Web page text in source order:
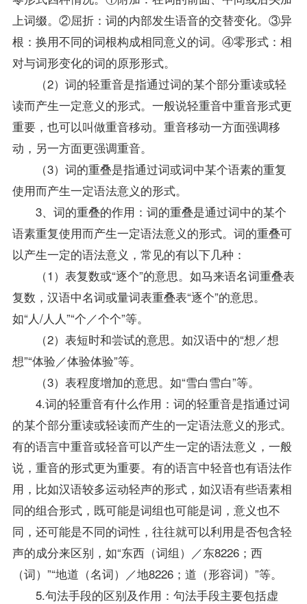
上词缀。②屈折：词的内部发生语音的交替变化。③异
根：换用不同的词根构成相同意义的词。④零形式：相
对与词形变化的词的原形形式。
（2）词的轻重音是指通过词的某个部分重读或轻
读而产生一定意义的形式。一般说轻重音中重音形式更
重要，也可以叫做重音移动。重音移动一方面强调移
动，另一方面更强调重音。
（3）词的重叠是指通过词或词中某个语素的重复
使用而产生一定语法意义的形式。
3、词的重叠的作用：词的重叠是通过词中的某个
语素重复使用而产生一定语法意义的形式。词的重叠可
以产生一定的语法意义，常见的有以下几种：
（1）表复数或“逐个”的意思。如马来语名词重叠表
复数，汉语中名词或量词表重叠表“逐个”的意思。
如“人/人人”“个／个个”等。
（2）表短时和尝试的意思。如汉语中的“想／想
想”“体验／体验体验”等。
（3）表程度增加的意思。如“雪白雪白”等。
4.词的轻重音有什么作用：词的轻重音是指通过词
的某个部分重读或轻读而产生的一定语法意义的形式。
有的语言中重音或轻音可以产生一定的语法意义，一般
说，重音的形式更为重要。有的语言中轻音也有语法作
用，比如汉语较多运动轻声的形式，如汉语有些语素相
同的组合形式，既可能是词组也可能是词，意义也不
同，还可能是不同的词性，往往就可以利用是否包含轻
声的成分来区别，如“东西（词组）／东8226；西
（词）”“地道（名词）／地8226；道（形容词）”等。
5.句法手段的区别及作用：句法手段主要包括虚